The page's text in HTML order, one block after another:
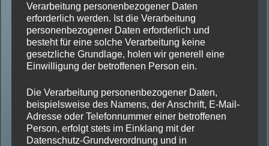
Verarbeitung personenbezogener Daten
erforderlich werden. Ist die Verarbeitung
personenbezogener Daten erforderlich und
besteht für eine solche Verarbeitung keine
gesetzliche Grundlage, holen wir generell eine
Einwilligung der betroffenen Person ein.
Die Verarbeitung personenbezogener Daten,
beispielsweise des Namens, der Anschrift, E-Mail-
Adresse oder Telefonnummer einer betroffenen
Person, erfolgt stets im Einklang mit der
Datenschutz-Grundverordnung und in